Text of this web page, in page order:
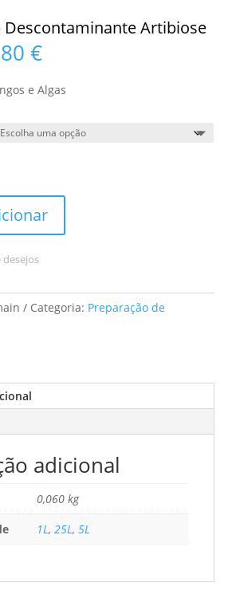
Descontaminante Artibiose
€Price
8,71 €
76,80 €
e Algas
desejos
Categoria: Preparação de
adicional
0,060 kg
1L,25L,5L